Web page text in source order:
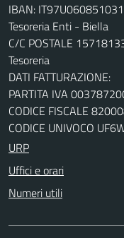
IBAN:
Tesoreria Enti - Biella
C/C POSTALE
Tesoreria
DATI FATTURAZIONE:
PARTITA IVA
CODICE FISCALE
CODICE UNIVOCO
URP
Uffici e orari
Numeri utili